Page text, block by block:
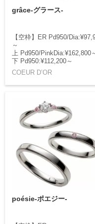
grâce-グラース-
【空枠】ER Pd950/
～
上 Pd950/PinkDia:¥162,800
下 Pd950:¥112,200～
COEUR D’OR
poésie-ポエジー-